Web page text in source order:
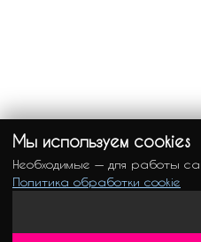
Мы используем cookies
Необходимые — для работы
Политика обработки cookie